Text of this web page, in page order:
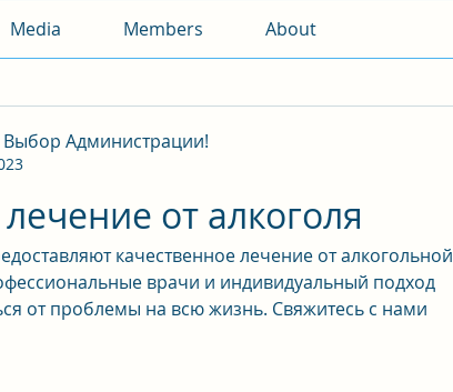
Media Members About
Администрации!
от алкоголя
качественное лечение от алкогольной
врачи и индивидуальный подход
от проблемы на всю жизнь. Свяжитесь с нами